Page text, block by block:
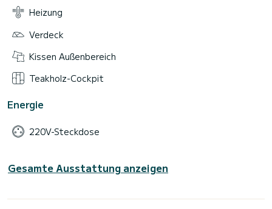
Heizung
Verdeck
Kissen Außenbereich
Teakholz-Cockpit
Energie
220V-Steckdose
Gesamte Ausstattung anzeigen